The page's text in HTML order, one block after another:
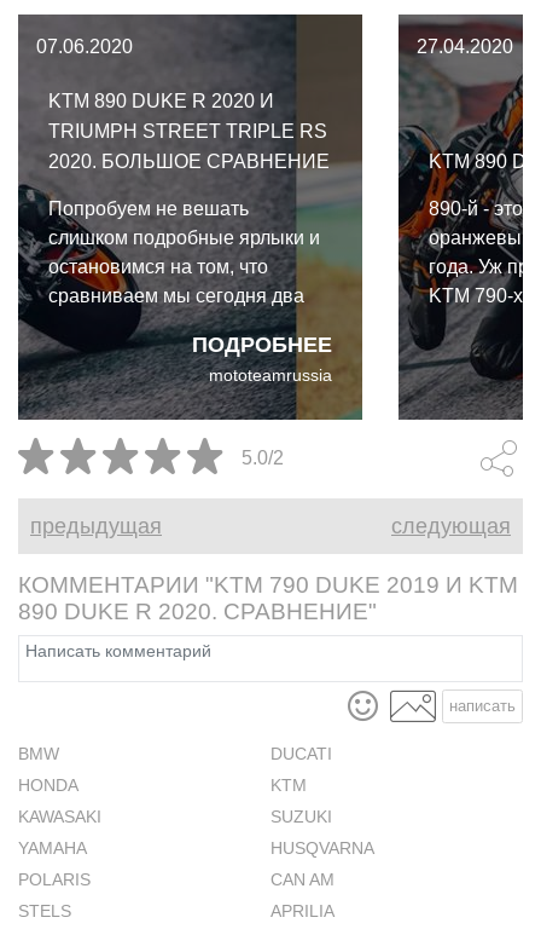
07.06.2020
KTM 890 DUKE R 2020 И
TRIUMPH STREET TRIPLE RS
2020. БОЛЬШОЕ СРАВНЕНИЕ
ПОДРОБНЕЕ
Попробуем не вешать
слишком подробные ярлыки и
остановимся на том, что
сравниваем мы сегодня два
больших среднекубатурных
дорожника: KTM 890 Duke R
2020 и Triumph Street Triple RS
2020.
mototeamrussia
27.04.2020
KTM 890
890-й - это
оранжевый
года. Уж
KTM 790-х.
890 Duke R
5.0/2
предыдущая следующая
КОММЕНТАРИИ "KTM 790 DUKE 2019 И KTM
890 DUKE R 2020. СРАВНЕНИЕ"
написать
BMW
DUCATI
HONDA
KTM
KAWASAKI
SUZUKI
YAMAHA
HUSQVARNA
POLARIS
CAN AM
STELS
APRILIA